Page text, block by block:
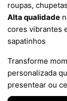
roupas,
Alta qualidade
cores vibrantes
sapatinhos
Transforme
personalizada
presentear ou